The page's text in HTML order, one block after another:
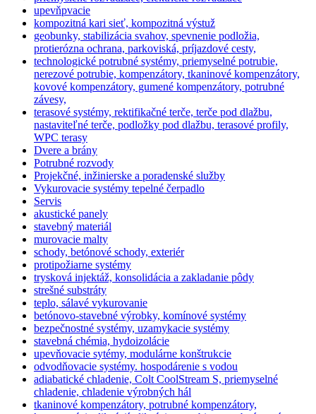
upevňpvacie
kompozitná kari sieť, kompozitná výstuž
geobunky, stabilizácia svahov, spevnenie podložia,
protierózna ochrana, parkoviská, príjazdové cesty,
technologické potrubné systémy, priemyselné potrubie,
nerezové potrubie, kompenzátory, tkaninové kompenzátory,
kovové kompenzátory, gumené kompenzátory, potrubné
závesy,
terasové systémy, rektifikačné terče, terče pod dlažbu,
nastaviteľné terče, podložky pod dlažbu, terasové profily,
WPC terasy
Dvere a brány
Potrubné rozvody
Projekčné, inžinierske a poradenské služby
Vykurovacie systémy tepelné čerpadlo
Servis
akustické panely
stavebný materiál
murovacie malty
schody, betónové schody, exteriér
protipožiarne systémy
trysková injektáž, konsolidácia a zakladanie pôdy
strešné substráty
teplo, sálavé vykurovanie
betónovo-stavebné výrobky, komínové systémy
bezpečnostné systémy, uzamykacie systémy
stavebná chémia, hydoizolácie
upevňovacie sytémy, modulárne konštrukcie
odvodňovacie systémy. hospodárenie s vodou
adiabatické chladenie, Colt CoolStream S, priemyselné
chladenie, chladenie výrobných hál
tkaninové kompenzátory, potrubné kompenzátory,